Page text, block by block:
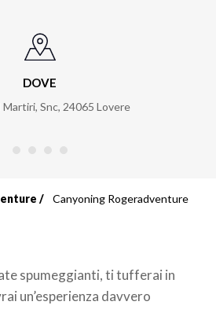
DOVE
Martiri, Snc, 24065 Lovere
Canyoning Rogeradventure
spumeggianti, ti tufferai in
un’esperienza davvero